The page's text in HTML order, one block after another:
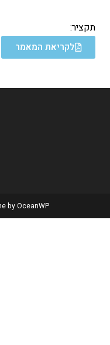
תקציר:
לקריאת המאמר
by OceanWP